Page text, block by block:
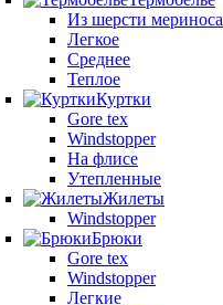
Из шерсти мериноса
Легкое
Среднее
Теплое
Куртки
Gore tex
Windstopper
На флисе
Утепленные
Жилеты
Windstopper
Брюки
Gore tex
Windstopper
Легкие